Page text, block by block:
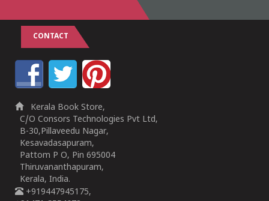
CONTACT
Kerala Book Store,
C/O Consors Technologies Pvt Ltd,
B-30,Pillaveedu Nagar,
Kesavadasapuram,
Pattom P O, Pin 695004
Thiruvananthapuram,
Kerala, India.
+919447945175,